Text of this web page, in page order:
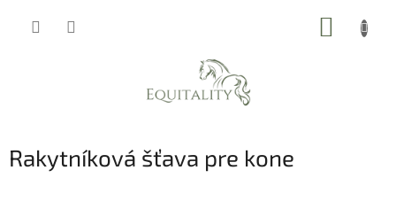
Rakytníková šťava pre kone